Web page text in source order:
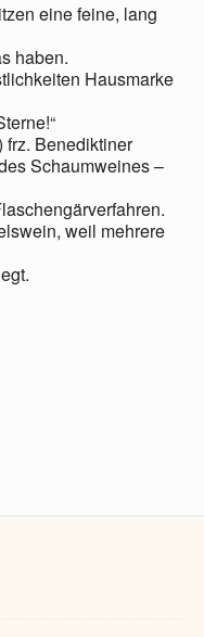
eine feine, lang
haben.
Hausmarke
frz. Benediktiner
Schaumweines –
weil mehrere